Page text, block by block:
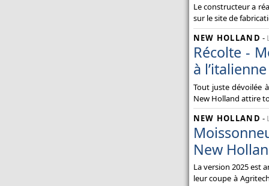
Le constructeur a
sur le site de
NEW HOLLAND -
Récolte -
à l’italienne
Tout juste dévoilée
New Holland attire
NEW HOLLAND -
New
La version 2025 est
leur coupe à